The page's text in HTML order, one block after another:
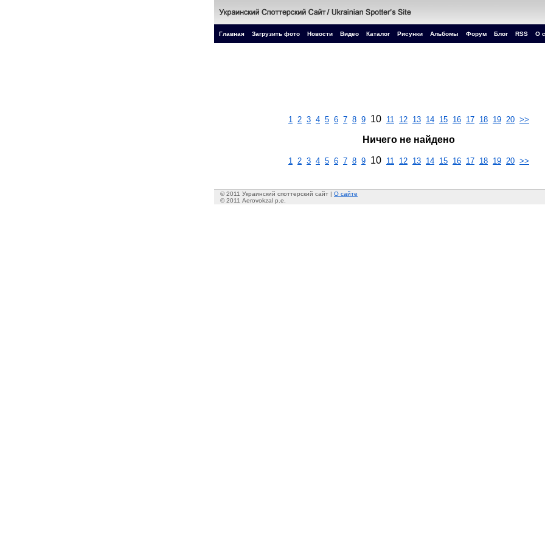
Главная Загрузить фото Новости Видео Каталог Рисунки Альбомы Форум Блог RSS О
1 2 3 4 5 6 7 8 9 10 11 12 13 14 15 16 17 18 19 20 >>
Ничего не найдено
1 2 3 4 5 6 7 8 9 10 11 12 13 14 15 16 17 18 19 20 >>
© 2011 Украинский споттерский сайт | О сайте
© 2011 Aerovokzal p.e.